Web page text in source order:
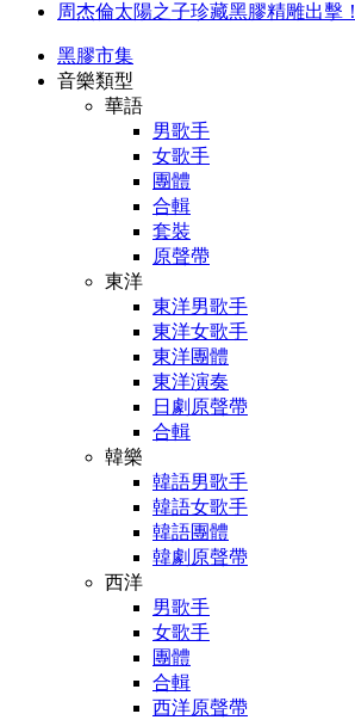
周杰倫太陽之子珍藏黑膠精雕出擊！
黑膠市集
音樂類型
華語
男歌手
女歌手
團體
合輯
套裝
原聲帶
東洋
東洋男歌手
東洋女歌手
東洋團體
東洋演奏
日劇原聲帶
合輯
韓樂
韓語男歌手
韓語女歌手
韓語團體
韓劇原聲帶
西洋
男歌手
女歌手
團體
合輯
西洋原聲帶